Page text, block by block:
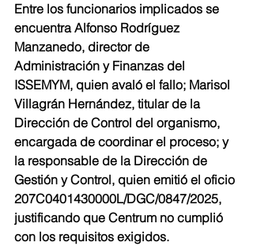
Entre los funcionarios implicados se
encuentra Alfonso Rodríguez
Manzanedo, director de
Administración y Finanzas del
ISSEMYM, quien avaló el fallo; Marisol
Villagrán Hernández, titular de la
Dirección de Control del organismo,
encargada de coordinar el proceso; y
la responsable de la Dirección de
Gestión y Control, quien emitió el oficio
207C0401430000L/DGC/0847/2025,
justificando que Centrum no cumplió
con los requisitos exigidos.